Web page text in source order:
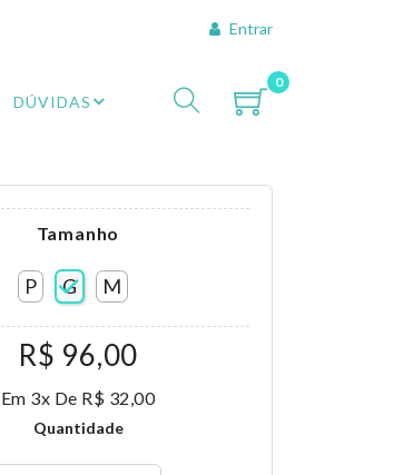
Entrar
DÚVIDAS
0
Tamanho
P G M
R$ 96,00
Em 3x De R$ 32,00
Quantidade